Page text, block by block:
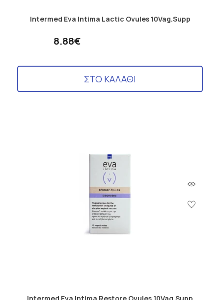
Intermed Eva Intima Lactic Ovules 10Vag.Supp
8.88€
ΣΤΟ ΚΑΛΑΘΙ